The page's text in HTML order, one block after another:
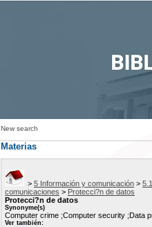
New search
Materias
> 5 Información y comunicación >
comunicaciones > Protecci?n de datos
Protecci?n de datos
Synonyme(s)
Computer crime ;Computer security ;Data
Ver también: